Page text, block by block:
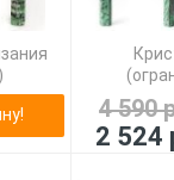
4 590
2 524